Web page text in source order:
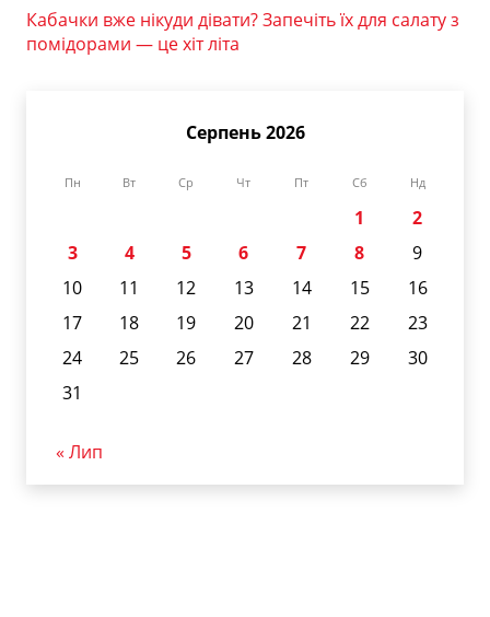
Кабачки вже нікуди дівати? Запечіть їх для салату з
помідорами — це хіт літа
Серпень 2026
Пн Вт Ср Чт Пт Сб Нд
1
2
3
4 5 6 7 8
9
10
11 12 13 14 15
16
17
18 19 20 21 22
23
24
25 26 27 28 29
30
31
« Лип